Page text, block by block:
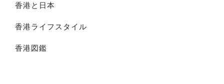
香港と日本
香港ライフスタイル
香港図鑑